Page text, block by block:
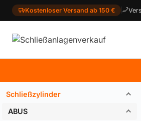
Kostenloser Versand ab 150 €
Schließzylinder
ABUS